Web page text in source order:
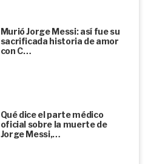
Murió Jorge Messi: así fue su
sacrificada historia de amor
con C…
Qué dice el parte médico
oficial sobre la muerte de
Jorge Messi,…